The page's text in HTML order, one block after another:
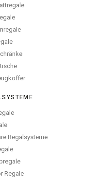
Regalsysteme
Regale